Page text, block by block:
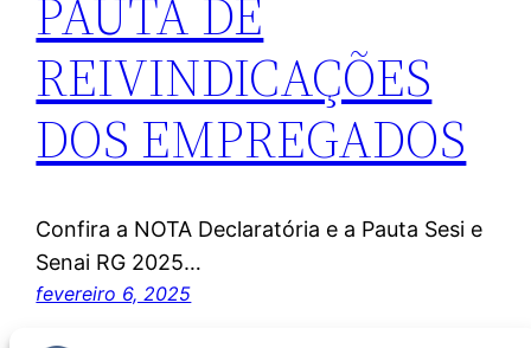
PAUTA DE
REIVINDICAÇÕES
DOS EMPREGADOS
Confira a NOTA Declaratória e a Pauta Sesi e
Senai RG 2025…
fevereiro 6, 2025